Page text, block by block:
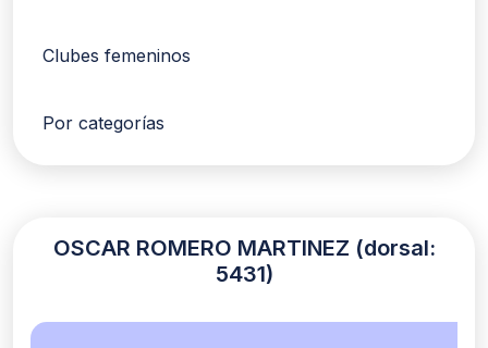
Clubes femeninos
Por categorías
OSCAR ROMERO MARTINEZ (dorsal:
5431)